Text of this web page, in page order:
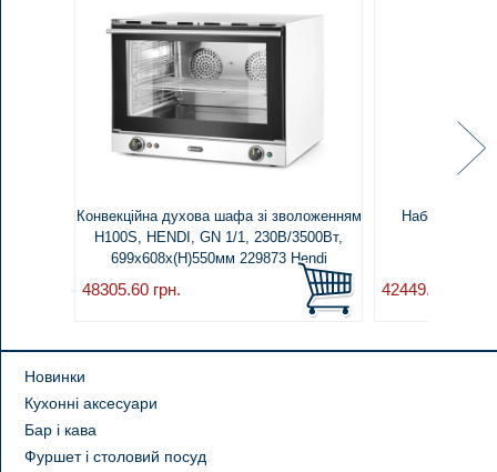
Конвекційна духова шафа зі зволоженням
H100S, HENDI, GN 1/1, 230В/3500Вт,
699x608x(H)550мм 229873 Hendi
48305.60 грн.
Набір для
42449.00
Новинки
Кухонні аксесуари
Бар і кава
Фуршет і столовий посуд